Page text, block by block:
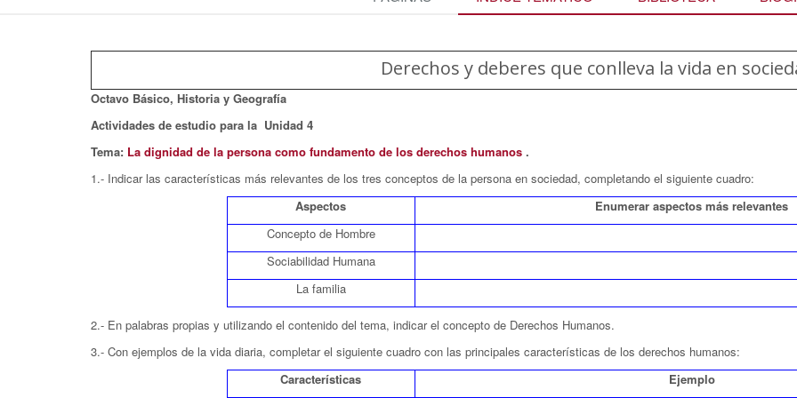
Derechos y deberes que conlleva la vida en
Octavo Básico, Historia y Geografía
Actividades de estudio para la Unidad 4
Tema: La dignidad de la persona como fundamento de los derechos humanos .
1.- Indicar las características más relevantes de los tres conceptos de la persona en sociedad, completando el siguiente cuadro:
Aspectos
Enumerar aspectos más relevantes
Concepto de Hombre
Sociabilidad Humana
La familia
2.- En palabras propias y utilizando el contenido del tema, indicar el concepto de Derechos Humanos.
3.- Con ejemplos de la vida diaria, completar el siguiente cuadro con las principales características de los derechos humanos:
Características
Ejemplo